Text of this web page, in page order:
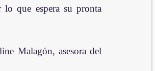
que espera su pronta
Malagón, asesora del